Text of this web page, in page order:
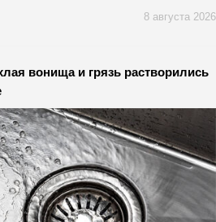
8 августа 2026
вонища и грязь растворились